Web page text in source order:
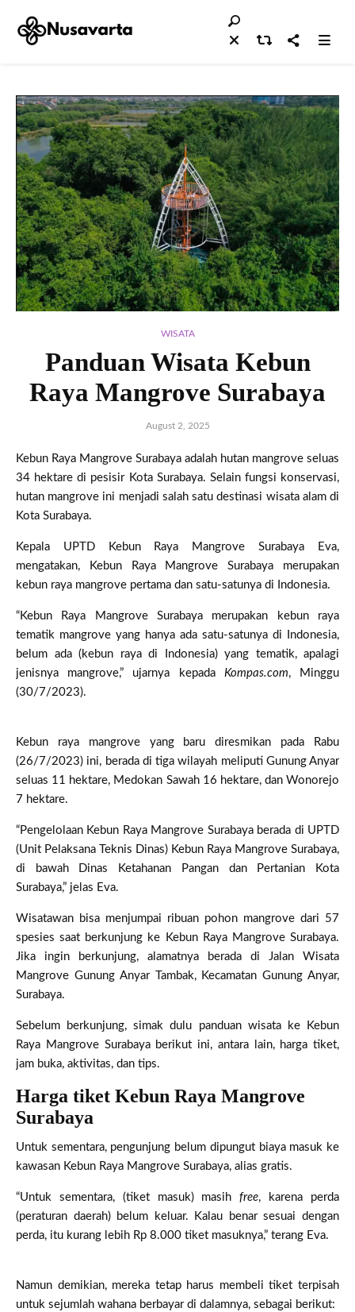
WISATA
Panduan Wisata Kebun
Raya Mangrove Surabaya
August 2, 2025
Kebun Raya Mangrove Surabaya adalah hutan mangrove seluas
34 hektare di pesisir Kota Surabaya. Selain fungsi konservasi,
hutan mangrove ini menjadi salah satu destinasi wisata alam di
Kota Surabaya.
Kepala UPTD Kebun Raya Mangrove Surabaya Eva,
mengatakan, Kebun Raya Mangrove Surabaya merupakan
kebun raya mangrove pertama dan satu-satunya di Indonesia.
“Kebun Raya Mangrove Surabaya merupakan kebun raya
tematik mangrove yang hanya ada satu-satunya di Indonesia,
belum ada (kebun raya di Indonesia) yang tematik, apalagi
jenisnya mangrove,” ujarnya kepada Kompas.com, Minggu
(30/7/2023).
Kebun raya mangrove yang baru diresmikan pada Rabu
(26/7/2023) ini, berada di tiga wilayah meliputi Gunung Anyar
seluas 11 hektare, Medokan Sawah 16 hektare, dan Wonorejo
7 hektare.
“Pengelolaan Kebun Raya Mangrove Surabaya berada di UPTD
(Unit Pelaksana Teknis Dinas) Kebun Raya Mangrove Surabaya,
di bawah Dinas Ketahanan Pangan dan Pertanian Kota
Surabaya,” jelas Eva.
Wisatawan bisa menjumpai ribuan pohon mangrove dari 57
spesies saat berkunjung ke Kebun Raya Mangrove Surabaya.
Jika ingin berkunjung, alamatnya berada di Jalan Wisata
Mangrove Gunung Anyar Tambak, Kecamatan Gunung Anyar,
Surabaya.
Sebelum berkunjung, simak dulu panduan wisata ke Kebun
Raya Mangrove Surabaya berikut ini, antara lain, harga tiket,
jam buka, aktivitas, dan tips.
Harga tiket Kebun Raya Mangrove
Surabaya
Untuk sementara, pengunjung belum dipungut biaya masuk ke
kawasan Kebun Raya Mangrove Surabaya, alias gratis.
“Untuk sementara, (tiket masuk) masihfree, karena perda
(peraturan daerah) belum keluar. Kalau benar sesuai dengan
perda, itu kurang lebih Rp 8.000 tiket masuknya,” terang Eva.
Namun demikian, mereka tetap harus membeli tiket terpisah
untuk sejumlah wahana berbayar di dalamnya, sebagai berikut: